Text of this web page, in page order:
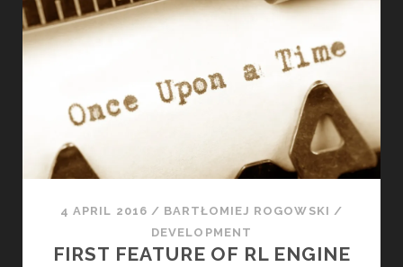
G
N
E
R
A
T
I
4 APRIL 2016 / BARTŁOMIEJ ROGOWSKI /
DEVELOPMENT
FIRST FEATURE OF RL ENGINE